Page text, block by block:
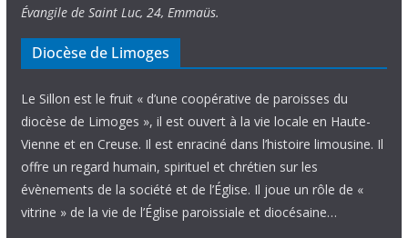
Évangile de Saint Luc, 24, Emmaüs.
Diocèse de Limoges
Le Sillon est le fruit « d’une coopérative de paroisses du
diocèse de Limoges », il est ouvert à la vie locale en Haute-
Vienne et en Creuse. Il est enraciné dans l’histoire limousine. Il
offre un regard humain, spirituel et chrétien sur les
évènements de la société et de l’Église. Il joue un rôle de «
vitrine » de la vie de l’Église paroissiale et diocésaine…